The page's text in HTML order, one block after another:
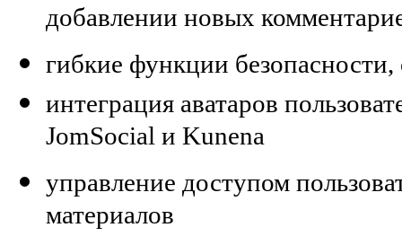
добавлении новых
гибкие функции
интеграция аватаров
JomSocial и Kunena
управление доступом
материалов